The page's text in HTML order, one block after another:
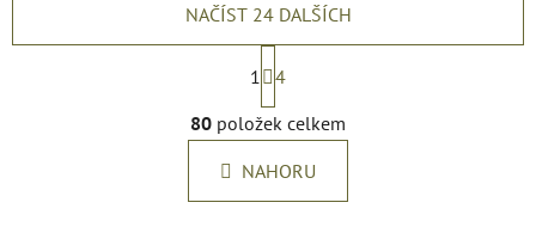
O
v
l
á
d
NAČÍST 24 DALŠÍCH
S
t
r
á
n
k
1
4
80 položek celkem
NAHORU